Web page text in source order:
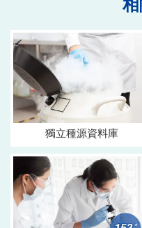
獨立種源資料庫